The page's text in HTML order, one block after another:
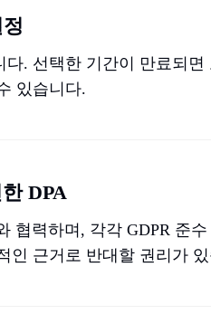
. 선택한 기간이 만료되
있습니다.
DPA
협력하며, 각각 GDPR 준
인 근거로 반대할 권리가